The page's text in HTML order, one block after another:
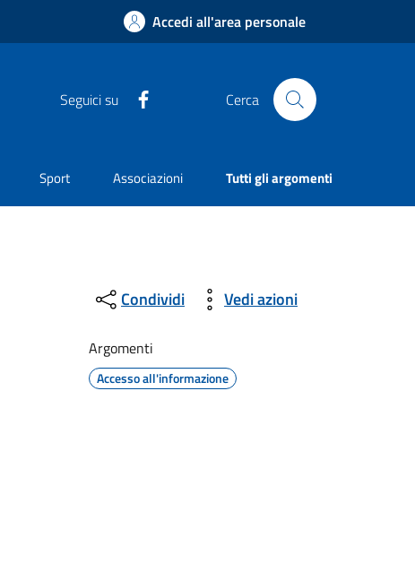
Accedi all'area personale
Seguici su Cerca
Sport Associazioni Tutti gli argomenti
Condividi Vedi azioni
Argomenti
Accesso all'informazione